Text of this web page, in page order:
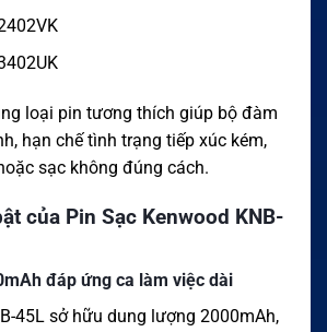
loại pin tương thích giúp bộ đàm
hạn chế tình trạng tiếp xúc kém,
sạc không đúng cách.
của Pin Sạc Kenwood KNB-
đáp ứng ca làm việc dài
45L sở hữu dung lượng 2000mAh,